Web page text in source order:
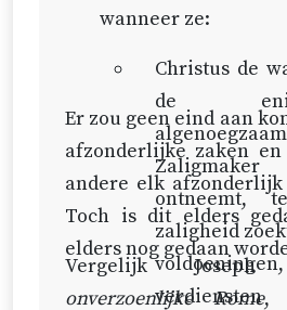
wanneer ze:
Christus de
de
ontneemt,
zaligheid
Er zou geen eind aan
afzonderlijke zaken
andere elk
Toch is dit elders
elders nog gedaan
Vergelijk
onverzoenlijke Rome,